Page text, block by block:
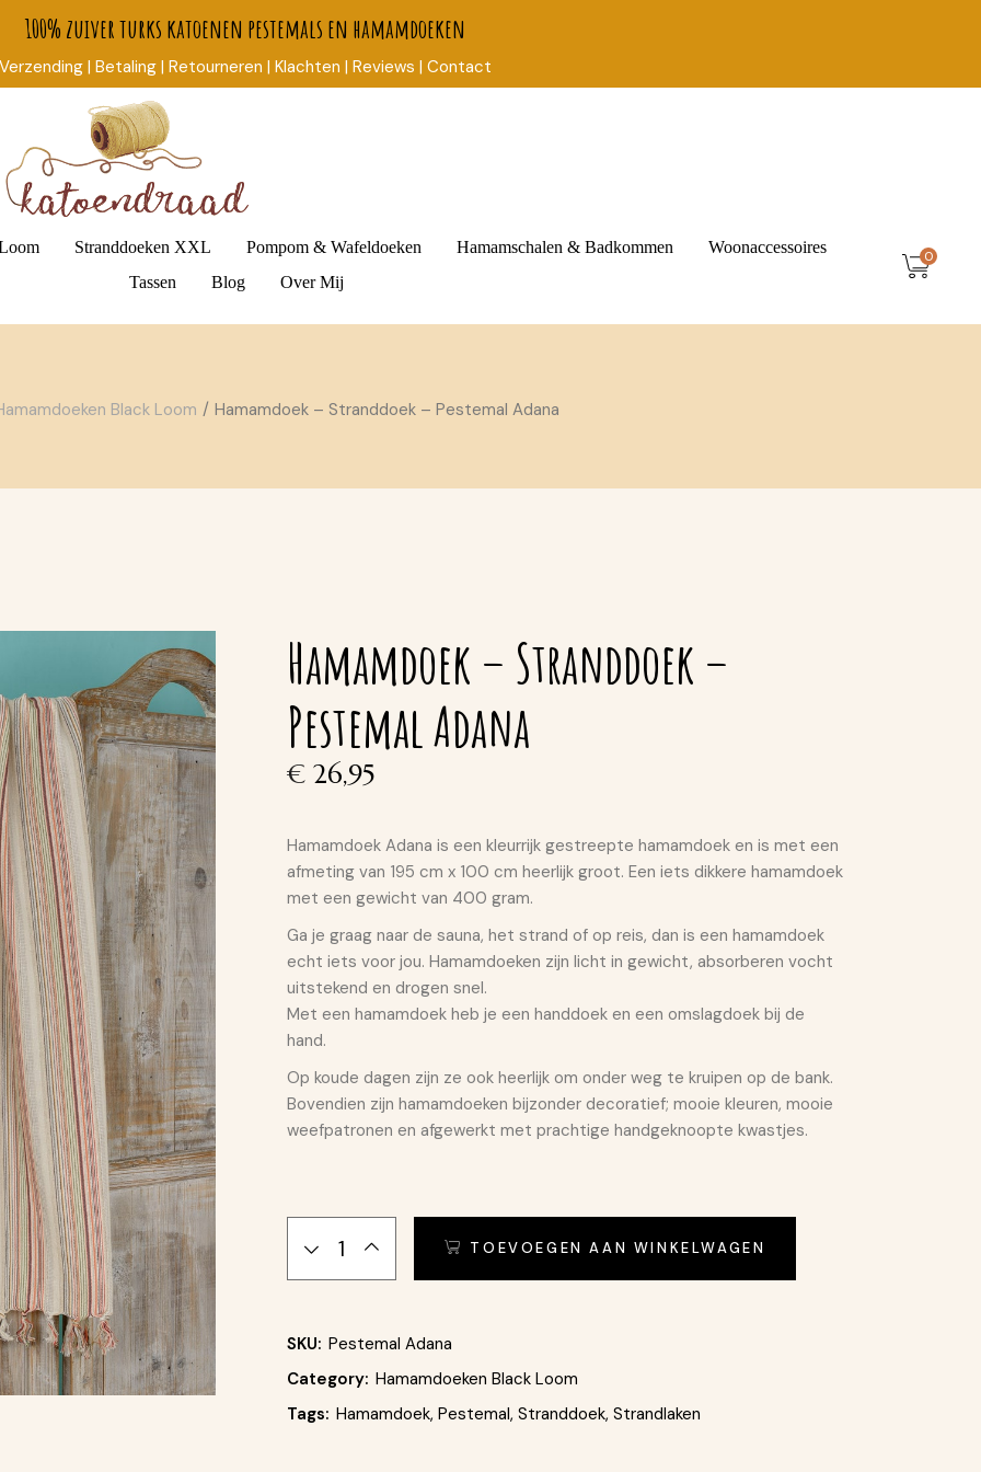
100% zuiver turks katoenen pestemals en hamamdoeken
Verzending | Betaling | Retourneren | Klachten | Reviews | Contact
Stranddoeken XXL Pompom & Wafeldoeken Hamamschalen & Badkommen Woonaccessoires
Amberblokjes
Tassen Blog Over Mij
0
Black Loom Hamamdoek – Stranddoek – Pestemal Adana
Hamamdoek – Stranddoek –
Pestemal Adana
€ 26,95
Hamamdoek Adana is een kleurrijk gestreepte hamamdoek en is met een
afmeting van 195 cm x 100 cm heerlijk groot. Een iets dikkere hamamdoek
met een gewicht van 400 gram.
Ga je graag naar de sauna, het strand of op reis, dan is een hamamdoek
echt iets voor jou. Hamamdoeken zijn licht in gewicht, absorberen vocht
uitstekend en drogen snel.
Met een hamamdoek heb je een handdoek en een omslagdoek bij de
hand.
Op koude dagen zijn ze ook heerlijk om onder weg te kruipen op de bank.
Bovendien zijn hamamdoeken bijzonder decoratief; mooie kleuren, mooie
weefpatronen en afgewerkt met prachtige handgeknoopte kwastjes.
Hamamdoek - Stranddoek - Pestemal Adana Aantal
TOEVOEGEN AAN WINKELWAGEN
SKU: Pestemal Adana
Category: Hamamdoeken Black Loom
Tags: Hamamdoek,Pestemal,Stranddoek,Strandlaken